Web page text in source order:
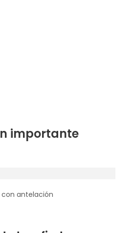
importante
con antelación